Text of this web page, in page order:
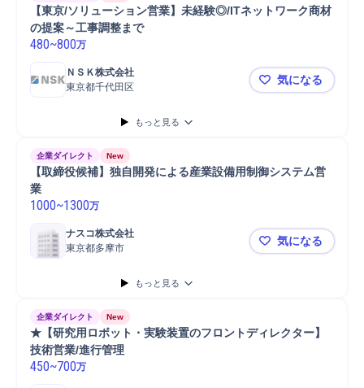
【東京/ソリューション営業】未経験◎/ITネットワーク商材
の提案～工事調整まで
480~800万
ＮＳＫ株式会社
東京都千代田区
【東京/ソ
気になる
もっと見る
企業ダイレクト New
【取締役候補】独自開発による産業設備用制御システム営
業
1000~1300万
ナスコ株式会社
東京都多摩市
【取締役候
気になる
もっと見る
企業ダイレクト New
★【研究用ロボット・実験装置のフロントディレクター】
技術営業/進行管理
450~700万